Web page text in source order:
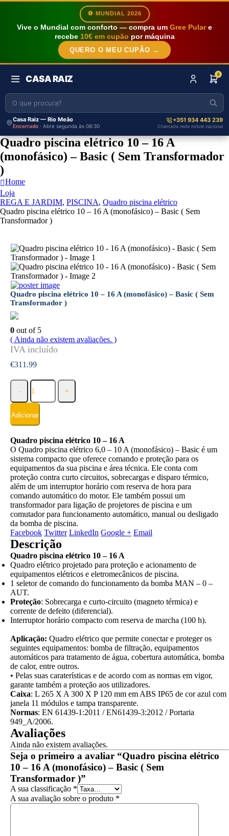
⚽ MUNDIAL 2026
Vive o Mundial com conforto — compra um Gree Pulare
recebe 10€ em cupão por máquina
QUERO O MEU CUPÃO →
CASA RAIZ 0
Casa Raiz — Rio Meão
Encerrado · Abre segunda às 08:30
+351 934 443 239
Chamada rede móvel nacional
Quadro piscina elétrico 10 – 16 A
(monofásico) – Basic ( Sem Transformador
)
Home
Loja
REGA E JARDIM, PISCINA, Quadro piscina elétrico
Quadro piscina elétrico 10 – 16 A (monofásico) – Basic ( Sem
Transformador )
Quadro piscina elétrico 10 – 16 A (monofásico) – Basic ( Sem
Transformador )
0 out of 5
( Ainda não existem avaliações. )
€311.99
- +
Adicionar
Quadro piscina elétrico 10 – 16 A
O Quadro piscina elétrico 6,0 – 10 A (monofásico) – Basic é um
sistema compacto que oferece comando e proteção para os
equipamentos da sua piscina e área técnica. Ele conta com
proteção contra curto circuitos, sobrecargas e disparo térmico,
além de um interruptor horário com reserva de hora para
comando automático do motor. Ele também possui um
transformador para ligação de projetores de piscina e um
comutador para funcionamento automático, manual ou desligado
da bomba de piscina.
Facebook Twitter LinkedIn Google + Email
Descrição
Quadro piscina elétrico 10 – 16 A
Quadro elétrico projetado para proteção e acionamento de
equipamentos elétricos e eletromecânicos de piscina.
1 seletor de comando do funcionamento da bomba MAN – 0 –
AUT.
Proteção: Sobrecarga e curto-circuito (magneto térmica) e
corrente de defeito (diferencial).
Interruptor horário compacto com reserva de marcha (100 h).
Aplicação: Quadro elétrico que permite conectar e proteger os
seguintes equipamentos: bomba de filtração, equipamentos
automáticos para tratamento de água, cobertura automática, bomba
de calor, entre outros.
• Pelas suas caraterísticas e de acordo com as normas em vigor,
garante também a proteção aos utilizadores.
Caixa: L 265 X A 300 X P 120 mm em ABS IP65 de cor azul com
janela 11 módulos e tampa transparente.
Normas: EN 61439-1:2011 / EN61439-3:2012 / Portaria
949_A/2006.
Avaliações
Ainda não existem avaliações.
Seja o primeiro a avaliar “Quadro piscina elétrico
10 – 16 A (monofásico) – Basic ( Sem
Transformador )”
A sua classificação *
A sua avaliação sobre o produto *